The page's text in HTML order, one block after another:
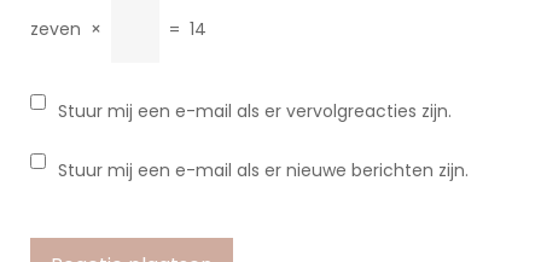
zeven × = 14
Stuur mij een e-mail als er vervolgreacties zijn.
Stuur mij een e-mail als er nieuwe berichten zijn.